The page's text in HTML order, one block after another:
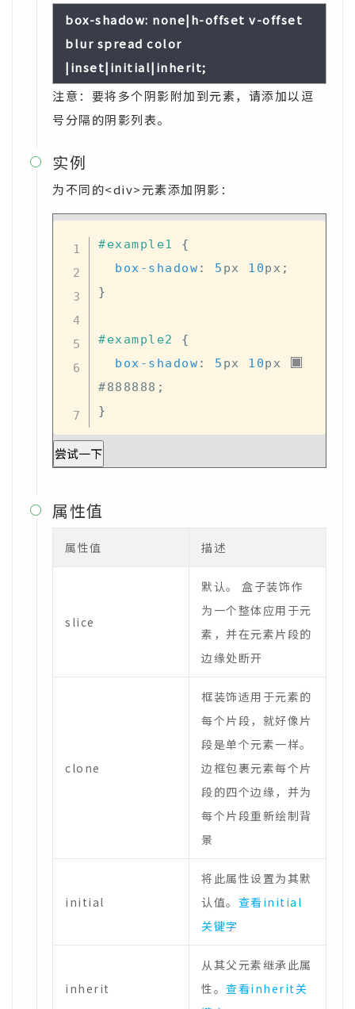
box-shadow: none|h-offset v-offset
blur spread color
|inset|initial|inherit;
注意：要将多个阴影附加到元素，请添加以逗
号分隔的阴影列表。
 实例
为不同的<div>元素添加阴影：
#example1
{
box-shadow : 5 px 10px ;
}
#example2
{
box-shadow : 5 px 10px
#888888 ;
}
尝试一下
 属性值
属性值 描述
slice
默认。 盒子装饰作
为一个整体应用于元
素，并在元素片段的
边缘处断开
clone
框装饰适用于元素的
每个片段，就好像片
段是单个元素一样。
边框包裹元素每个片
段的四个边缘，并为
每个片段重新绘制背
景
initial
将此属性设置为其默
认值。 查看initial
关键字
inherit
从其父元素继承此属
性。 查看inherit关